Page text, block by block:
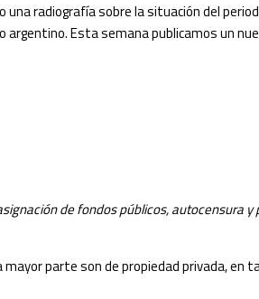
una radiografía sobre la situación del
Esta semana publicamos un
de fondos públicos, autocensura
parte son de propiedad privada, en